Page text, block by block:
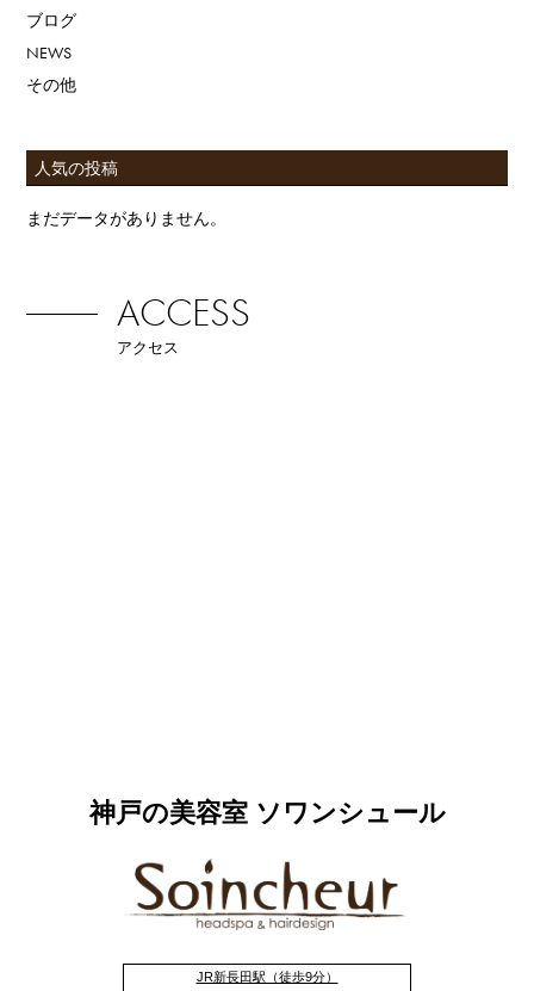
ブログ
NEWS
その他
人気の投稿
まだデータがありません。
ACCESS
アクセス
神戸の美容室 ソワンシュール
JR新長田駅（徒歩9分）